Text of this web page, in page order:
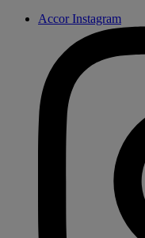
Accor Instagram